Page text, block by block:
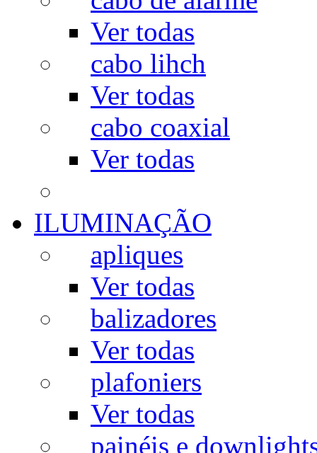
Ver todas
cabo lihch
Ver todas
cabo coaxial
Ver todas
ILUMINAÇÃO
apliques
Ver todas
balizadores
Ver todas
plafoniers
Ver todas
painéis e